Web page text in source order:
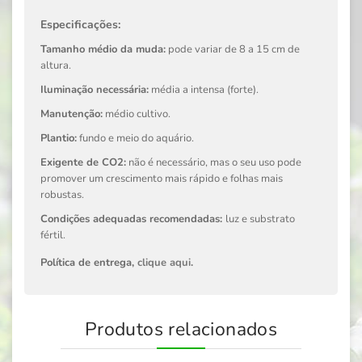
Especificações:
Tamanho médio da muda: pode variar de 8 a 15 cm de
altura.
Iluminação necessária: média a intensa (forte).
Manutenção: médio cultivo.
Plantio:fundo e meio do aquário.
Exigente de CO2: não é necessário, mas o seu uso pode
promover um crescimento mais rápido e folhas mais
robustas.
Condições adequadas recomendadas: luz e substrato
fértil.
Política de entrega, clique aqui.
Produtos relacionados